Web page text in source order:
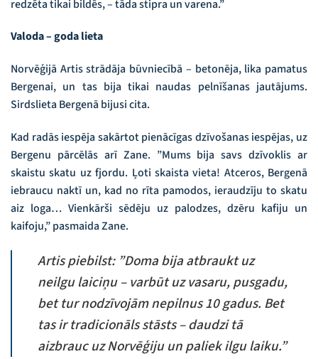
redzēta tikai bildēs, – tāda stipra un varena.”
Valoda – goda lieta
Norvēģijā Artis strādāja būvniecībā – betonēja, lika pamatus
Bergenai, un tas bija tikai naudas pelnīšanas jautājums.
Sirdslieta Bergenā bijusi cita.
Kad radās iespēja sakārtot pienācīgas dzīvošanas iespējas, uz
Bergenu pārcēlās arī Zane. ”Mums bija savs dzīvoklis ar
skaistu skatu uz fjordu. Ļoti skaista vieta! Atceros, Bergenā
iebraucu naktī un, kad no rīta pamodos, ieraudzīju to skatu
aiz loga… Vienkārši sēdēju uz palodzes, dzēru kafiju un
kaifoju,” pasmaida Zane.
Artis piebilst: ”Doma bija atbraukt uz
neilgu laiciņu – varbūt uz vasaru, pusgadu,
bet tur nodzīvojām nepilnus 10 gadus. Bet
tas ir tradicionāls stāsts – daudzi tā
aizbrauc uz Norvēģiju un paliek ilgu laiku.”